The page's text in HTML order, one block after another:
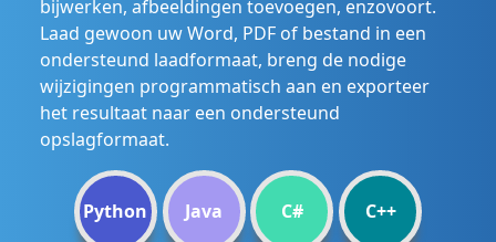
bijwerken, afbeeldingen toevoegen, enzovoort.
Laad gewoon uw Word, PDF of bestand in een
ondersteund laadformaat, breng de nodige
wijzigingen programmatisch aan en exporteer
het resultaat naar een ondersteund
opslagformaat.
Python Java C# C++